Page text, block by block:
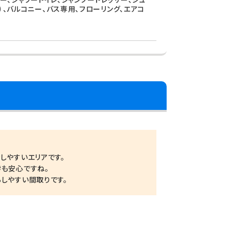
バルコニー、バス専用、フローリング、エアコ
やすいエリアです。
安心ですね。
やすい間取りです。